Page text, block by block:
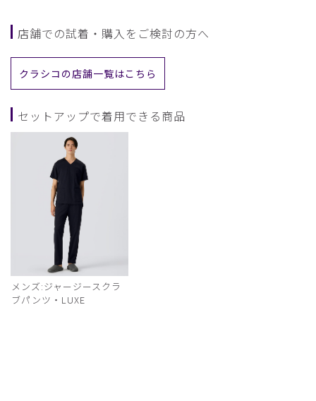
店舗での試着・購入をご検討の方へ
クラシコの店舗一覧はこちら
セットアップで着用できる商品
メンズ:ジャージースクラ
ブパンツ・LUXE